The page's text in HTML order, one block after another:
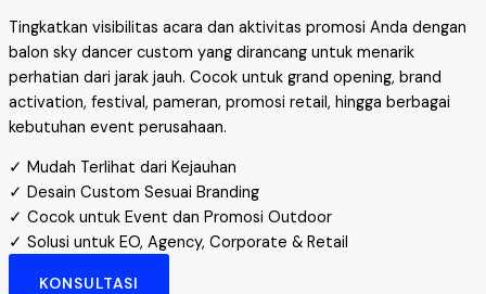
Tingkatkan visibilitas acara dan aktivitas promosi Anda dengan
balon sky dancer custom yang dirancang untuk menarik
perhatian dari jarak jauh. Cocok untuk grand opening, brand
activation, festival, pameran, promosi retail, hingga berbagai
kebutuhan event perusahaan.
✓ Mudah Terlihat dari Kejauhan
✓ Desain Custom Sesuai Branding
✓ Cocok untuk Event dan Promosi Outdoor
✓ Solusi untuk EO, Agency, Corporate & Retail
KONSULTASI